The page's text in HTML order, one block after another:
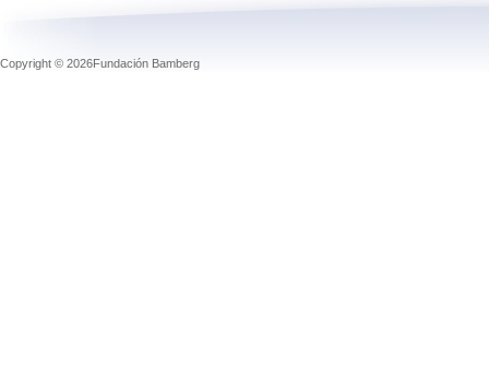
Copyright © 2026Fundación Bamberg